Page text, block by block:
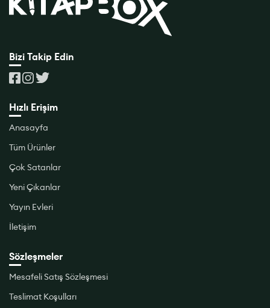
Bizi Takip Edin
Hızlı Erişim
Anasayfa
Tüm Ürünler
Çok Satanlar
Yeni Çıkanlar
Yayın Evleri
İletişim
Sözleşmeler
Mesafeli Satış Sözleşmesi
Teslimat Koşulları